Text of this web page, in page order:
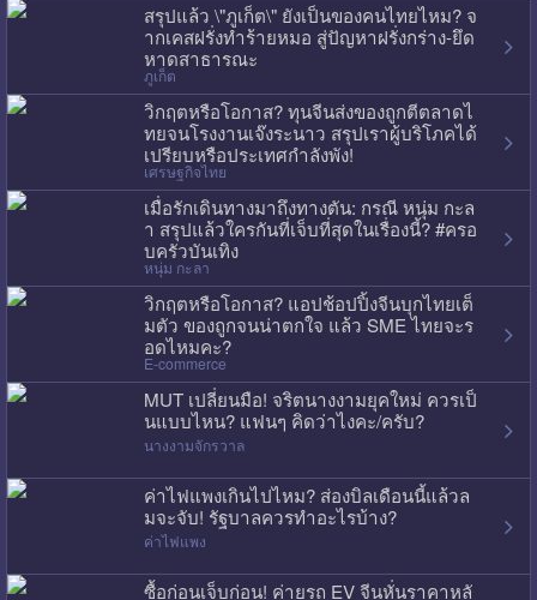
สรุปแล้ว \"ภูเก็ต\" ยังเป็นของคนไทยไหม? จ
ากเคสฝรั่งทำร้ายหมอ สู่ปัญหาฝรั่งกร่าง-ยึด
หาดสาธารณะ
ภูเก็ต
วิกฤตหรือโอกาส? ทุนจีนส่งของถูกตีตลาดไ
ทยจนโรงงานเจ๊งระนาว สรุปเราผู้บริโภคได้
เปรียบหรือประเทศกำลังพัง!
เศรษฐกิจไทย
เมื่อรักเดินทางมาถึงทางตัน: กรณี หนุ่ม กะล
า สรุปแล้วใครกันที่เจ็บที่สุดในเรื่องนี้? #ครอ
บครัวบันเทิง
หนุ่ม กะลา
วิกฤตหรือโอกาส? แอปช้อปปิ้งจีนบุกไทยเต็
มตัว ของถูกจนน่าตกใจ แล้ว SME ไทยจะร
อดไหมคะ?
E-commerce
MUT เปลี่ยนมือ! จริตนางงามยุคใหม่ ควรเป็
นแบบไหน? แฟนๆ คิดว่าไงคะ/ครับ?
นางงามจักรวาล
ค่าไฟแพงเกินไปไหม? ส่องบิลเดือนนี้แล้วล
มจะจับ! รัฐบาลควรทำอะไรบ้าง?
ค่าไฟแพง
ซื้อก่อนเจ็บก่อน! ค่ายรถ EV จีนหั่นราคาหลั